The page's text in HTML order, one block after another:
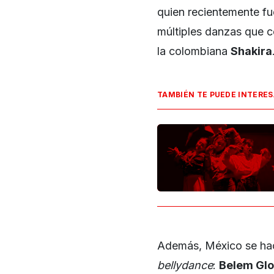
quien recientemente
múltiples danzas que
la colombiana Shakira
TAMBIÉN TE PUEDE
Además, México se
bellydance: Belem